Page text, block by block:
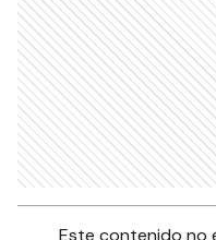
Este contenido no